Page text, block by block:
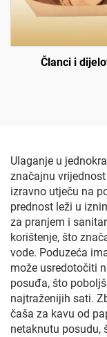
Članci i
Ulaganje u
značajnu
izravno utječu na
prednost leži u
za pranjem i
korištenje, što
vode. Poduzeća
može usredotočiti
posuđa, što
najtraženijih sati.
čaša za kavu od
netaknutu posudu,